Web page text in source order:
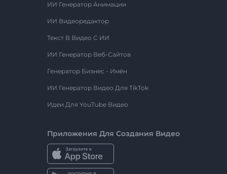
ИИ Генератор Анимации
ИИ Видеоредактор
Текст В Видео С ИИ
ИИ Генератор Веб-Сайтов
Генератор Бизнес - Имён
ИИ Генератор Видео Для TikTok
Идеи Для YouTube Видео
Приложения Для Создания Видео